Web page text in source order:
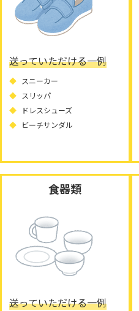
送っていただける一例
スニーカー
スリッパ
ドレスシューズ
ビーチサンダル
食器類
送っていただける一例